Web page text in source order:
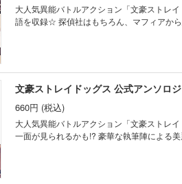
大人気異能バトルアクション「文豪ストレ
語を収録☆ 探偵社はもちろん、マフ
文豪ストレイドッグス 公式アンソロ
660円 (税込)
大人気異能バトルアクション「文豪ストレ
一面が見られるかも!? 豪華な執筆陣による